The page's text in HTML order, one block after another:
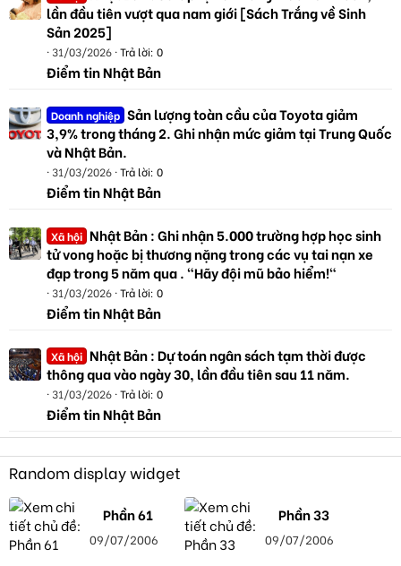
lần đầu tiên vượt qua nam giới [Sách Trắng về Sinh
Sản 2025]
31/03/2026 Trả lời: 0
Điểm tin Nhật Bản
Doanh nghiệp Sản lượng toàn cầu của Toyota giảm
3,9% trong tháng 2. Ghi nhận mức giảm tại Trung Quốc
và Nhật Bản.
31/03/2026 Trả lời: 0
Điểm tin Nhật Bản
Xã hội Nhật Bản : Ghi nhận 5.000 trường hợp học sinh
tử vong hoặc bị thương nặng trong các vụ tai nạn xe
đạp trong 5 năm qua . "Hãy đội mũ bảo hiểm!"
31/03/2026 Trả lời: 0
Điểm tin Nhật Bản
Xã hội Nhật Bản : Dự toán ngân sách tạm thời được
thông qua vào ngày 30, lần đầu tiên sau 11 năm.
31/03/2026 Trả lời: 0
Điểm tin Nhật Bản
Random display widget
Phần 61
09/07/2006
Phần 33
09/07/2006